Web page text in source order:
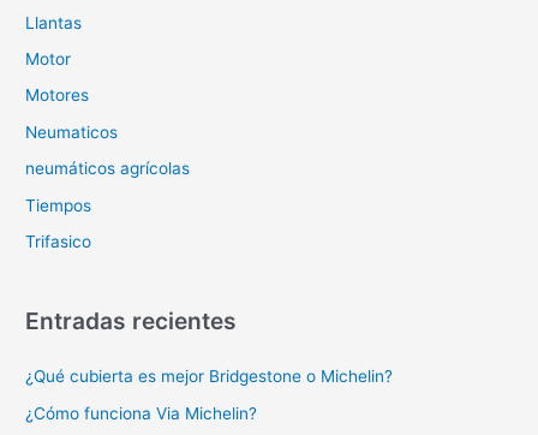
Llantas
Motor
Motores
Neumaticos
neumáticos agrícolas
Tiempos
Trifasico
Entradas recientes
¿Qué cubierta es mejor Bridgestone o Michelin?
¿Cómo funciona Via Michelin?